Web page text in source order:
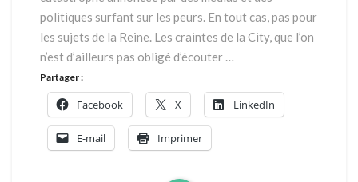
politiques surfant sur les peurs. En tout cas, pas pour
les sujets de la Reine. Les craintes de la City, que l’on
n’est d’ailleurs pas obligé d’écouter …
Partager :
Facebook X LinkedIn
E-mail Imprimer